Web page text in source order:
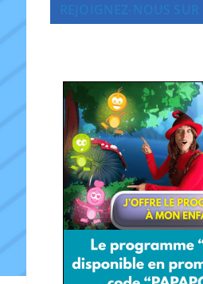
REJOIGNEZ-NOUS SUR